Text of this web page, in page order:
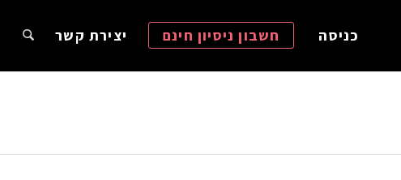
כניסה חשבון ניסיון חינם יצירת קשר